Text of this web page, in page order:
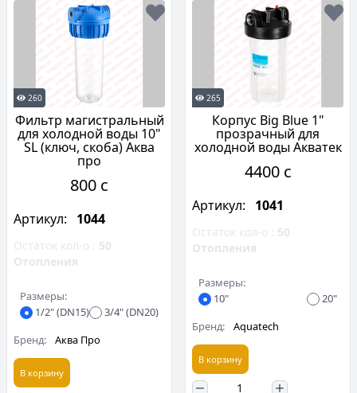
260
Фильтр магистральный
для холодной воды 10"
SL (ключ, скоба) Аква
про
800 c
Артикул: 1044
Остаток кол-о : 50
Отопления
Размеры:
1/2" (DN15)
3/4" (DN20)
Бренд:
Аква Про
В корзину
265
Корпус Вig Вlue 1"
прозрачный для
холодной воды Акватек
4400 c
Артикул: 1041
Остаток кол-о : 50
Отопления
Размеры:
10"
20"
Бренд:
Aquatech
В корзину